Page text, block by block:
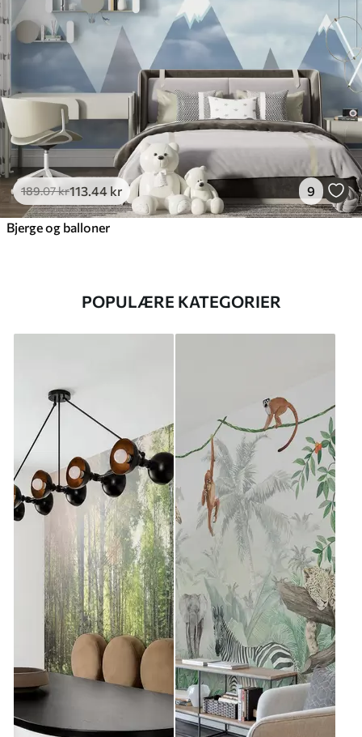
189.07kr113.44 kr 9
Bjerge og balloner
POPULÆRE KATEGORIER